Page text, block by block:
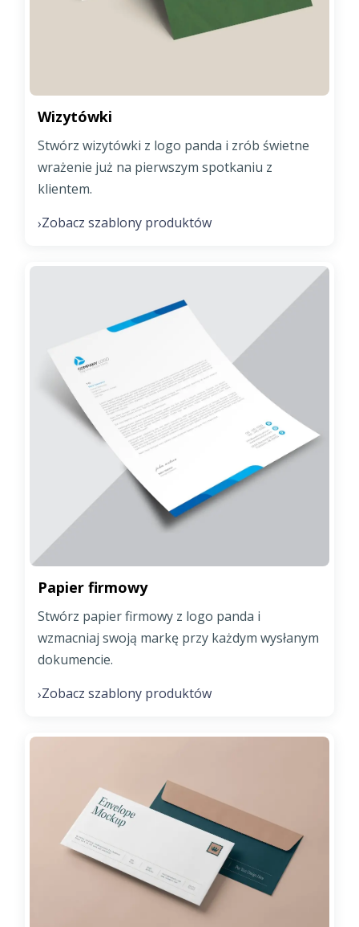
Wizytówki
Stwórz wizytówki z logo panda i zrób świetne
wrażenie już na pierwszym spotkaniu z
klientem.
›Zobacz szablony produktów
Papier firmowy
Stwórz papier firmowy z logo panda i
wzmacniaj swoją markę przy każdym wysłanym
dokumencie.
›Zobacz szablony produktów